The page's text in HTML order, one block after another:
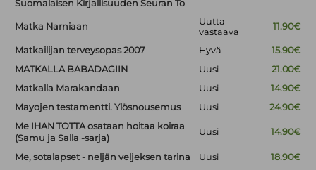
Suomalaisen Kirjallisuuden Seuran To
Matka Narniaan
Uutta
vastaava
11.90€
Matkailijan terveysopas 2007 Hyvä
15.90€
MATKALLA BABADAGIIN
Uusi
21.00€
Matkalla Marakandaan
Uusi
14.90€
Mayojen testamentti. Ylösnousemus
Uusi
24.90€
Me IHAN TOTTA osataan hoitaa koiraa
(Samu ja Salla -sarja)
Uusi 14.90€
Me, sotalapset - neljän veljeksen tarina Uusi
18.90€